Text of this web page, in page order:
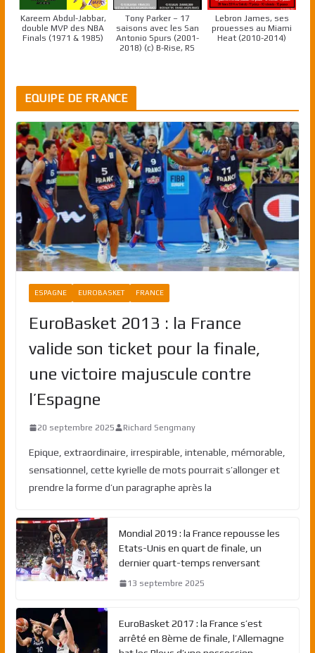
Kareem Abdul-Jabbar,
double MVP des NBA
Finals (1971 & 1985)
Tony Parker – 17
saisons avec les San
Antonio Spurs (2001-
2018) (c) B-Rise, RS
Lebron James, ses
prouesses au Miami
Heat (2010-2014)
EQUIPE DE FRANCE
ESPAGNE EUROBASKET FRANCE
EuroBasket 2013 : la France
valide son ticket pour la finale,
une victoire majuscule contre
l’Espagne
20 septembre 2025 Richard Sengmany
Epique, extraordinaire, irrespirable, intenable, mémorable,
sensationnel, cette kyrielle de mots pourrait s’allonger et
prendre la forme d’un paragraphe après la
Mondial 2019 : la France repousse les
Etats-Unis en quart de finale, un
dernier quart-temps renversant
13 septembre 2025
EuroBasket 2017 : la France s’est
arrêté en 8ème de finale, l’Allemagne